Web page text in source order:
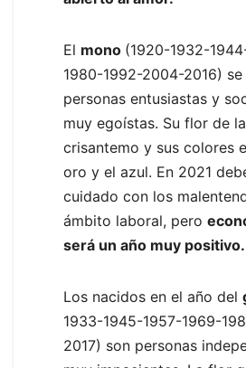
El mono (1920-1932-
1980-1992-2004-2016) se
personas entusiastas y
muy egoístas. Su flor de
crisantemo y sus colores
oro y el azul. En 2021
cuidado con los
ámbito laboral, pero
será un año muy positivo.
Los nacidos en el año del
1933-1945-1957-1969-
2017) son personas